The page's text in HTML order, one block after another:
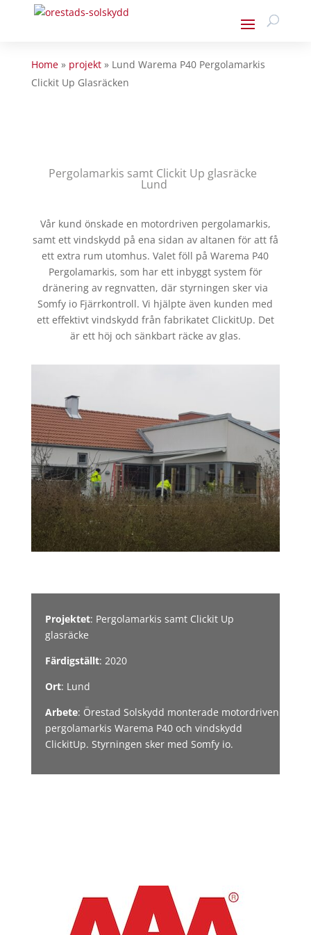
Home» projekt» Lund Warema P40 Pergolamarkis
Clickit Up Glasräcken
Pergolamarkis samt Clickit Up glasräcke
Lund
Vår kund önskade en motordriven pergolamarkis,
samt ett vindskydd på ena sidan av altanen för att få
ett extra rum utomhus. Valet föll på Warema P40
Pergolamarkis, som har ett inbyggt system för
dränering av regnvatten, där styrningen sker via
Somfy io Fjärrkontroll. Vi hjälpte även kunden med
ett effektivt vindskydd från fabrikatet ClickitUp. Det
är ett höj och sänkbart räcke av glas.
Projektet: Pergolamarkis samt Clickit Up
glasräcke
Färdigställt: 2020
Ort: Lund
Arbete: Örestad Solskydd monterade motordriven
pergolamarkis Warema P40 och vindskydd
ClickitUp. Styrningen sker med Somfy io.